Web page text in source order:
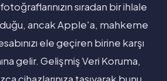
sıradan bir ihlale
ancak Apple'a, mahkeme
ele geçiren birine karşı
gelir. Gelişmiş Veri Koruma,